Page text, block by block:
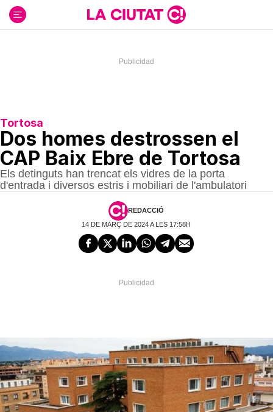
contenido
Tortosa
Dos homes destrossen el
CAP Baix Ebre de Tortosa
Els detinguts han trencat els vidres de la porta
d'entrada i diversos estris i mobiliari de l'ambulatori
REDACCIÓ
14 DE MARÇ DE 2024 A LES 17:58H